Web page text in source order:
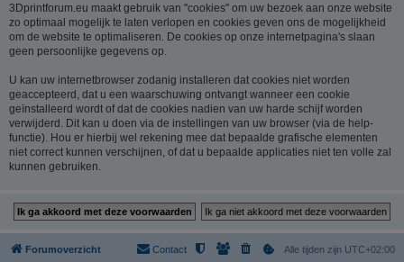
3Dprintforum.eu maakt gebruik van "cookies" om uw bezoek aan onze website
zo optimaal mogelijk te laten verlopen en cookies geven ons de mogelijkheid
om de website te optimaliseren. De cookies op onze internetpagina's slaan
geen persoonlijke gegevens op.
U kan uw internetbrowser zodanig installeren dat cookies niet worden
geaccepteerd, dat u een waarschuwing ontvangt wanneer een cookie
geïnstalleerd wordt of dat de cookies nadien van uw harde schijf worden
verwijderd. Dit kan u doen via de instellingen van uw browser (via de help-
functie). Hou er hierbij wel rekening mee dat bepaalde grafische elementen
niet correct kunnen verschijnen, of dat u bepaalde applicaties niet ten volle zal
kunnen gebruiken.
Forumoverzicht Alle tijden zijn UTC+02:00
Contact